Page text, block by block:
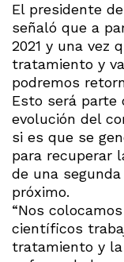
El presidente
señaló que a
2021 y una vez
tratamiento y
podremos
Esto será parte
evolución del
si es que se
para recuperar
de una
próximo.
“Nos
científicos
tratamiento y